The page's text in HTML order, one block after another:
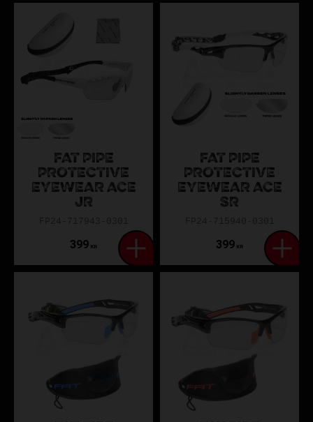
FAT PIPE
PROTECTIVE
EYEWEAR ACE
JR
399 KR
FAT PIPE
PROTECTIVE
EYEWEAR ACE
SR
399 KR